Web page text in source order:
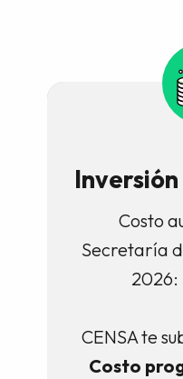
Costo
Secretaría
2026:
CENSA te
Costo